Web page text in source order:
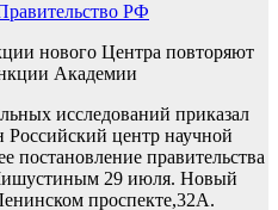
РФ
нового Центра повторяют
Академии
исследований приказал
Российский центр научной
правительства
29 июля. Новый
проспекте,32А.